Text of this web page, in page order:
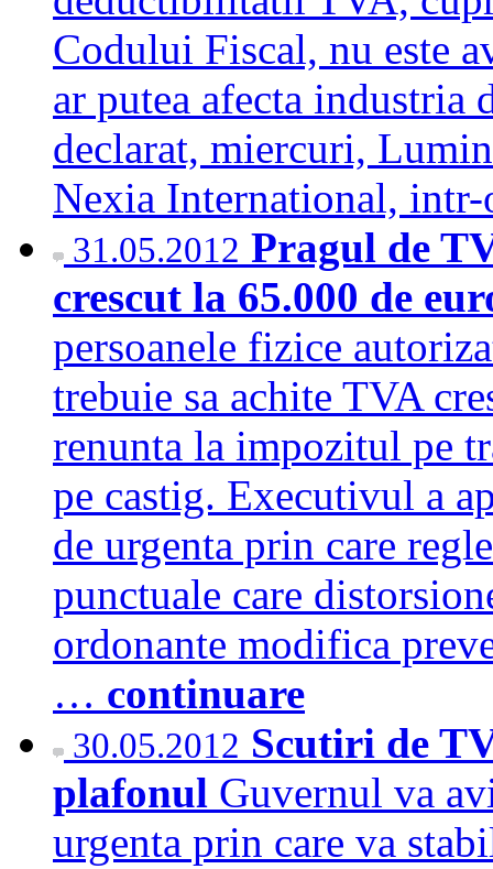
Codului Fiscal, nu este
ar putea afecta industria
declarat, miercuri,
Nexia International,
31.05.2012 Pragul de
crescut la 65.000 de
persoanele fizice
trebuie sa achite TVA
renunta la impozitul pe
pe castig. Executivul a
de urgenta prin care
punctuale care
ordonante modifica
… continuare
30.05.2012 Scutiri de
plafonul Guvernul va
urgenta prin care va